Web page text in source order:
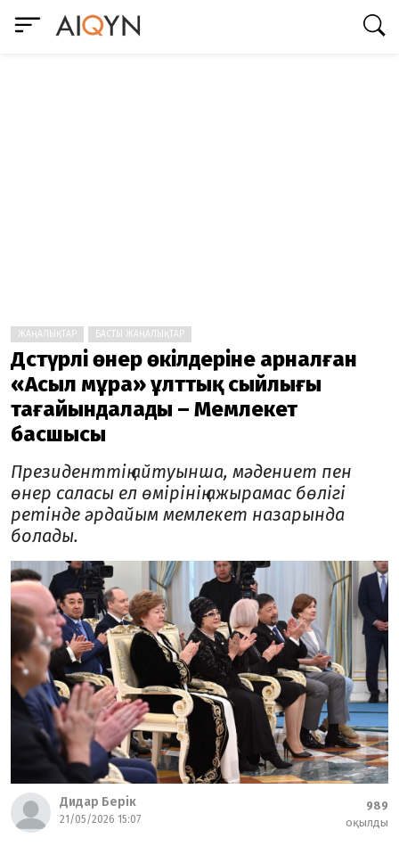
ЖАҢАЛЫҚТАР БАСТЫ ЖАҢАЛЫҚТАР
Дәстүрлі өнер өкілдеріне арналған
«Асыл мұра» ұлттық сыйлығы
тағайындалады – Мемлекет
басшысы
Президенттің айтуынша, мәдениет пен
өнер саласы ел өмірінің ажырамас бөлігі
ретінде әрдайым мемлекет назарында
болады.
Дидар Берік
21/05/2026 15:07
989
оқылды